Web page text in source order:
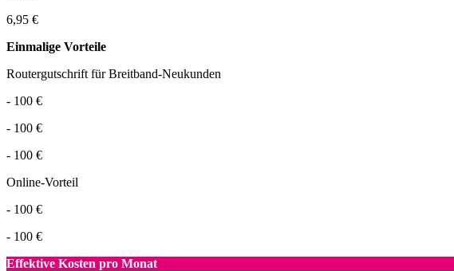
6,95 €
Einmalige Vorteile
Routergutschrift für Breitband-Neukunden
- 100 €
- 100 €
- 100 €
Online-Vorteil
- 100 €
- 100 €
Effektive Kosten pro Monat